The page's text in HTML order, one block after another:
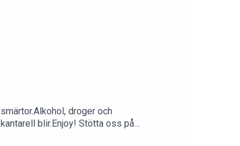
droger och
blir.Enjoy! Stötta oss på